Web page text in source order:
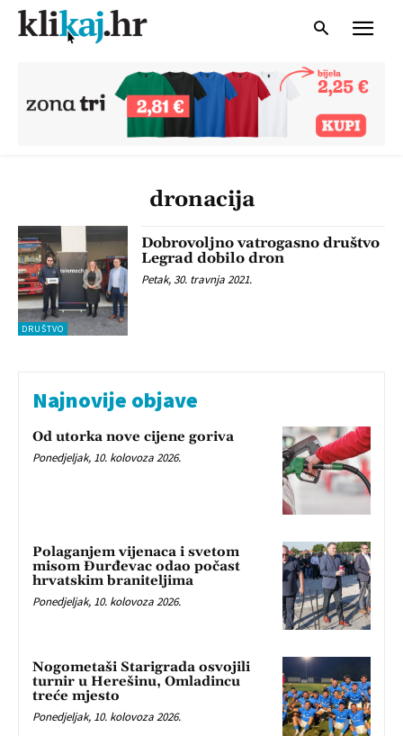
dronacija
DRUŠTVO
Dobrovoljno vatrogasno društvo
Legrad dobilo dron
Petak, 30. travnja 2021.
Najnovije objave
Od utorka nove cijene goriva
Ponedjeljak, 10. kolovoza 2026.
Polaganjem vijenaca i svetom
misom Đurđevac odao počast
hrvatskim braniteljima
Ponedjeljak, 10. kolovoza 2026.
Nogometaši Starigrada osvojili
turnir u Herešinu, Omladincu
treće mjesto
Ponedjeljak, 10. kolovoza 2026.